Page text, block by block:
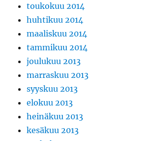
toukokuu 2014
huhtikuu 2014
maaliskuu 2014
tammikuu 2014
joulukuu 2013
marraskuu 2013
syyskuu 2013
elokuu 2013
heinäkuu 2013
kesäkuu 2013